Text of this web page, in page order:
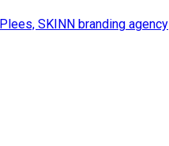
SKINN branding agency